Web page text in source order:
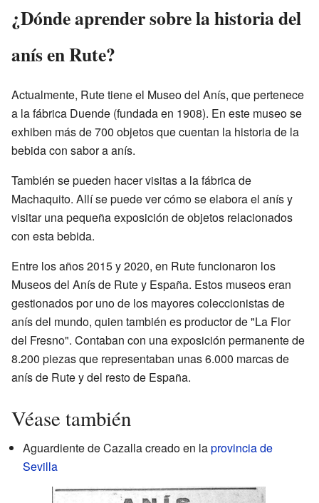
¿Dónde aprender sobre la historia del
anís en Rute?
Actualmente, Rute tiene el Museo del Anís, que pertenece
a la fábrica Duende (fundada en 1908). En este museo se
exhiben más de 700 objetos que cuentan la historia de la
bebida con sabor a anís.
También se pueden hacer visitas a la fábrica de
Machaquito. Allí se puede ver cómo se elabora el anís y
visitar una pequeña exposición de objetos relacionados
con esta bebida.
Entre los años 2015 y 2020, en Rute funcionaron los
Museos del Anís de Rute y España. Estos museos eran
gestionados por uno de los mayores coleccionistas de
anís del mundo, quien también es productor de "La Flor
del Fresno". Contaban con una exposición permanente de
8.200 piezas que representaban unas 6.000 marcas de
anís de Rute y del resto de España.
Véase también
Aguardiente de Cazalla creado en laprovincia de
Sevilla